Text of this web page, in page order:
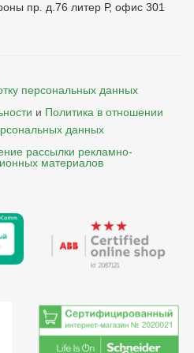
пр. д.76 литер Р, офис 301
персональных данных
и Политика в отношении
данных
рассылки рекламно-
материалов